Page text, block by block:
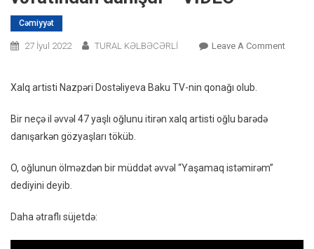
Cəmiyyət
27 İyul 2022 TURAL KƏLBƏCƏRLİ Leave A CommentOn
Xalq artisti Nazpəri Dostəliyeva Baku TV-nin qonağı olub.
Bir neçə il əvvəl 47 yaşlı oğlunu itirən xalq artisti oğlu barədə
danışarkən gözyaşları töküb.
O, oğlunun ölməzdən bir müddət əvvəl “Yaşamaq istəmirəm”
dediyini deyib.
Daha ətraflı süjetdə: